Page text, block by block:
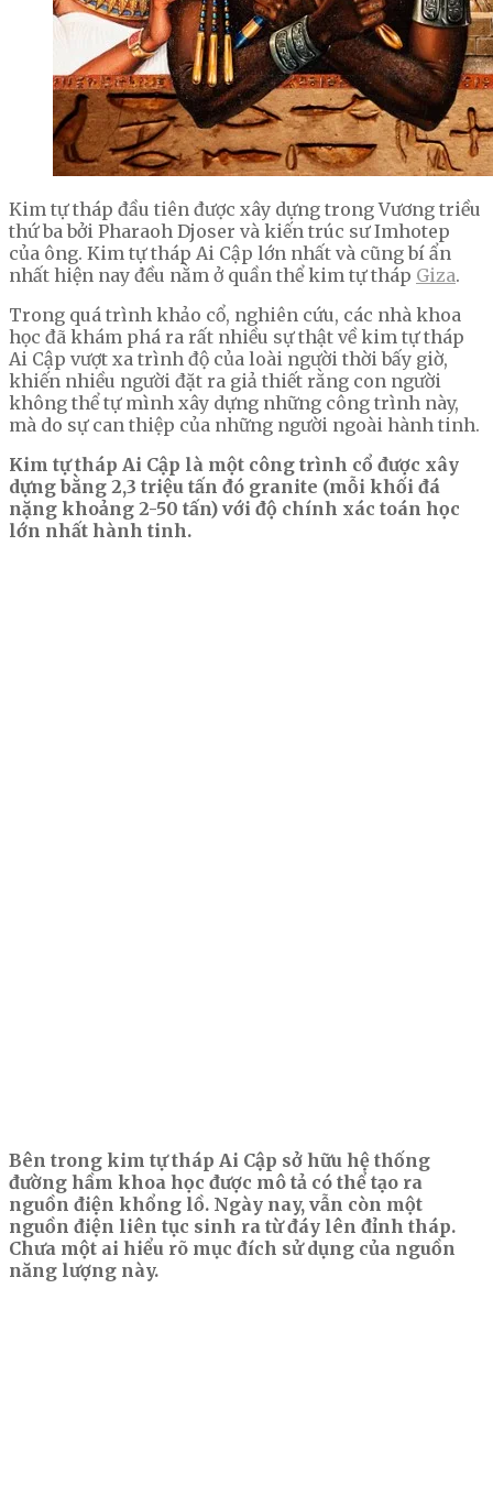
Kim tự tháp đầu tiên được xây dựng trong Vương triều
thứ ba bởi Pharaoh Djoser và kiến trúc sư Imhotep
của ông. Kim tự tháp Ai Cập lớn nhất và cũng bí ẩn
nhất hiện nay đều nằm ở quần thể kim tự tháp Giza.
Trong quá trình khảo cổ, nghiên cứu, các nhà khoa
học đã khám phá ra rất nhiều sự thật về kim tự tháp
Ai Cập vượt xa trình độ của loài người thời bấy giờ,
khiến nhiều người đặt ra giả thiết rằng con người
không thể tự mình xây dựng những công trình này,
mà do sự can thiệp của những người ngoài hành tinh.
Kim tự tháp Ai Cập là một công trình cổ được xây
dựng bằng 2,3 triệu tấn đó granite (mỗi khối đá
nặng khoảng 2-50 tấn) với độ chính xác toán học
lớn nhất hành tinh.
Bên trong kim tự tháp Ai Cập sở hữu hệ thống
đường hầm khoa học được mô tả có thể tạo ra
nguồn điện khổng lồ. Ngày nay, vẫn còn một
nguồn điện liên tục sinh ra từ đáy lên đỉnh tháp.
Chưa một ai hiểu rõ mục đích sử dụng của nguồn
năng lượng này.